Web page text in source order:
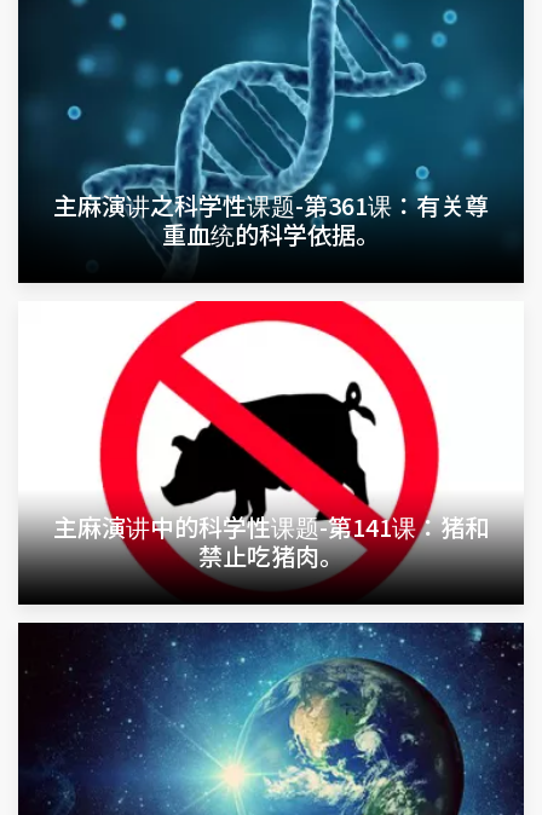
主麻演讲之科学性课题-第361课：有关尊
重血统的科学依据。
主麻演讲中的科学性课题-第141课：猪和
禁止吃猪肉。